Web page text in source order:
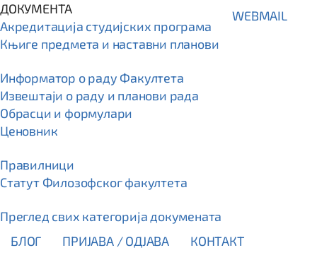
ДОКУМЕНТА
Акредитација студијских програма
Књиге предмета и наставни планови
Информатор о раду Факултета
Извештаји о раду и планови рада
Обрасци и формулари
Ценовник
Правилници
Статут Филозофског факултета
Преглед свих категорија докумената
WEBMAIL
БЛОГ ПРИЈАВА / OДЈАВА КОНТАКТ